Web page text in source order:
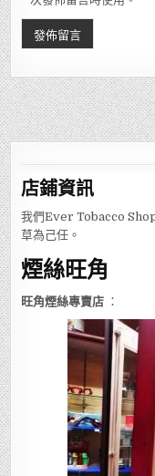
店鋪資訊
我們Ever Tobacco
草為己任。
煙絲旺角
旺角煙絲專賣店 ：